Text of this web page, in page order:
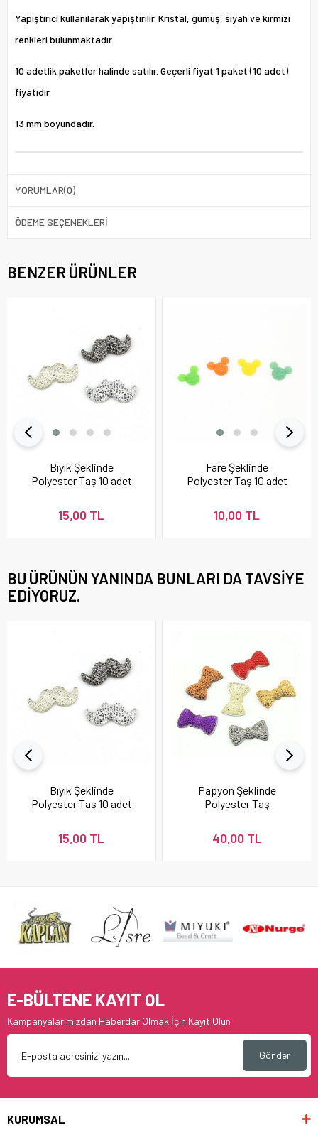
Yapıştırıcı kullanılarak yapıştırılır. Kristal, gümüş, siyah ve kırmızı
renkleri bulunmaktadır.
10 adetlik paketler halinde satılır. Geçerli fiyat 1 paket (10 adet)
fiyatıdır.
13 mm boyundadır.
YORUMLAR(0)
ÖDEME SEÇENEKLERI
BENZER ÜRÜNLER
Bıyık Şeklinde
Polyester Taş 10 adet
15,00 TL
Fare Şeklinde
Polyester Taş 10 adet
10,00 TL
BU ÜRÜNÜN YANINDA BUNLARI DA TAVSIYE
EDIYORUZ.
Bıyık Şeklinde
Polyester Taş 10 adet
15,00 TL
Papyon Şeklinde
Polyester Taş
40,00 TL
E-BÜLTENE KAYIT OL
Kampanyalarımızdan Haberdar Olmak İçin Kayıt Olun
Gönder
KURUMSAL